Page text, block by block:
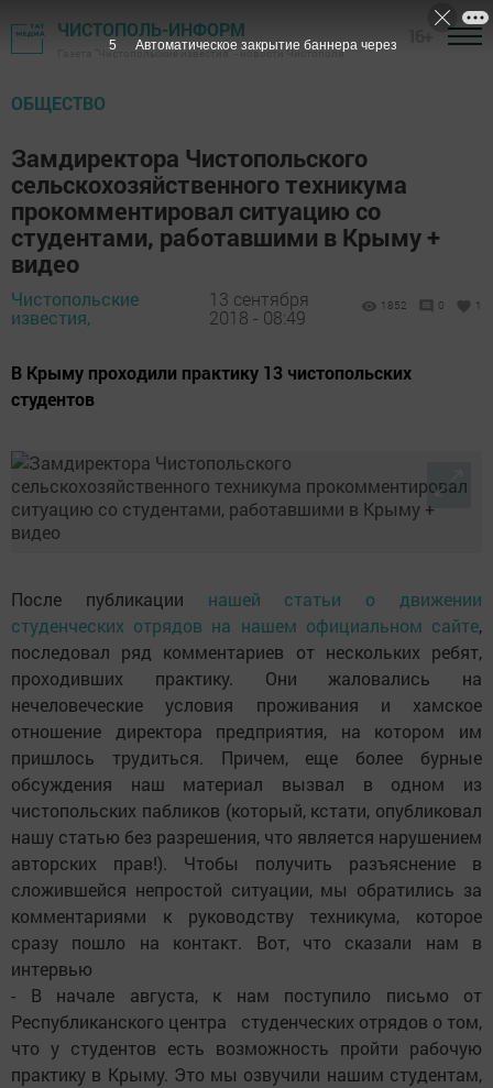
ЧИСТОПОЛЬ-ИНФОРМ
Газета "Чистопольские известия" - новости Чистополя
ОБЩЕСТВО
Замдиректора Чистопольского
сельскохозяйственного техникума
прокомментировал ситуацию со
студентами, работавшими в Крыму +
видео
Чистопольские
известия,
13 сентября
2018 - 08:49
1852 0 1
В Крыму проходили практику 13 чистопольских
студентов
После публикации нашей статьи о движении
студенческих отрядов на нашем официальном сайте,
последовал ряд комментариев от нескольких ребят,
проходивших практику. Они жаловались на
нечеловеческие условия проживания и хамское
отношение директора предприятия, на котором им
пришлось трудиться. Причем, еще более бурные
обсуждения наш материал вызвал в одном из
чистопольских пабликов (который, кстати, опубликовал
нашу статью без разрешения, что является нарушением
авторских прав!). Чтобы получить разъяснение в
сложившейся непростой ситуации, мы обратились за
комментариями к руководству техникума, которое
сразу пошло на контакт. Вот, что сказали нам в
интервью
- В начале августа, к нам поступило письмо от
Республиканского центра студенческих отрядов о том,
что у студентов есть возможность пройти рабочую
практику в Крыму. Это мы озвучили нашим студентам,
4 Автоматическое закрытие баннера через